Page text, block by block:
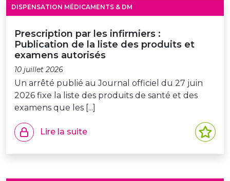
DISPENSATION MÉDICAMENTS & DM
Prescription par les infirmiers :
Publication de la liste des produits et
examens autorisés
10 juillet 2026
Un arrêté publié au Journal officiel du 27 juin
2026 fixe la liste des produits de santé et des
examens que les [...]
Lire la suite